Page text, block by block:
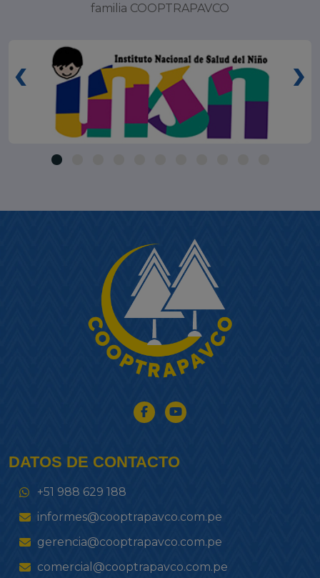
familia COOPTRAPAVCO
‹ ›
DATOS DE CONTACTO
+51 988 629 188
informes@cooptrapavco.com.pe
gerencia@cooptrapavco.com.pe
comercial@cooptrapavco.com.pe